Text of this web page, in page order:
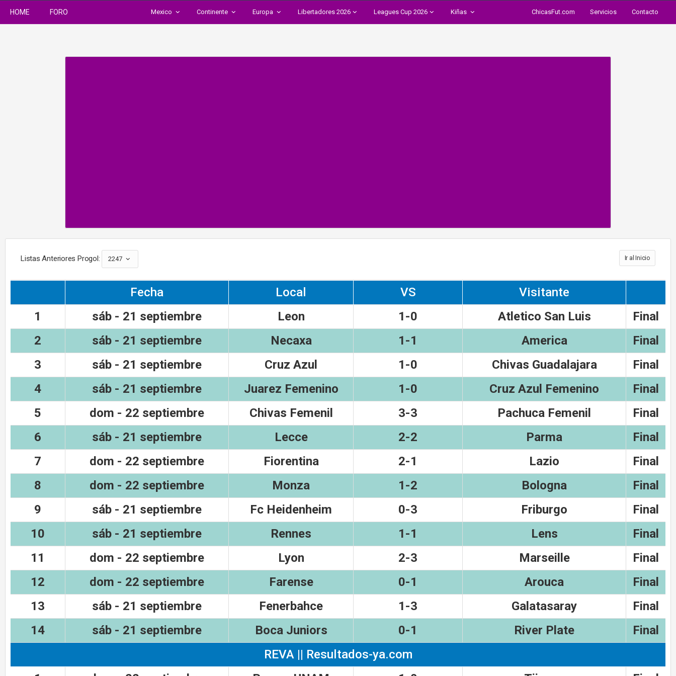
HOME FORO Mexico Continente Europa Libertadores 2026 Leagues Cup 2026 Kiñas ChicasFut.com Servicios Contacto
Listas Anteriores Progol: 2247 Ir al Inicio
Fecha Local VS
Visitante
1
sáb - 21 septiembre Leon 1-0 Atletico San Luis
Final
2
sáb - 21 septiembre Necaxa 1-1 America
Final
3
sáb - 21 septiembre Cruz Azul 1-0 Chivas Guadalajara
Final
4
sáb - 21 septiembre Juarez Femenino 1-0 Cruz Azul Femenino
Final
5
dom - 22 septiembre Chivas Femenil 3-3 Pachuca Femenil
Final
6
sáb - 21 septiembre Lecce 2-2 Parma
Final
7
dom - 22 septiembre Fiorentina 2-1 Lazio
Final
8
dom - 22 septiembre Monza 1-2 Bologna
Final
9
sáb - 21 septiembre Fc Heidenheim 0-3 Friburgo
Final
10
sáb - 21 septiembre Rennes 1-1 Lens
Final
11
dom - 22 septiembre Lyon 2-3 Marseille
Final
12
dom - 22 septiembre Farense 0-1 Arouca
Final
13
sáb - 21 septiembre Fenerbahce 1-3 Galatasaray
Final
14
sáb - 21 septiembre Boca Juniors 0-1 River Plate
Final
REVA || Resultados-ya.com